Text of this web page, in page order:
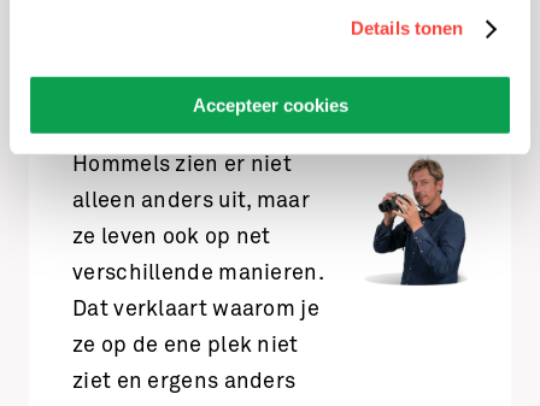
Details tonen
Accepteer cookies
Insectenonderzoeker
Hommels zien er niet
alleen anders uit, maar
ze leven ook op net
verschillende manieren.
Dat verklaart waarom je
ze op de ene plek niet
ziet en ergens anders